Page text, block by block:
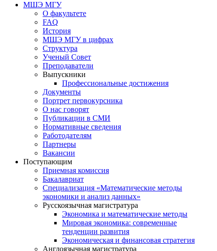
МШЭ МГУ
О факультете
FAQ
История
МШЭ МГУ в цифрах
Структура
Ученый Совет
Преподаватели
Выпускники
Профессиональные достижения
Документы
Портрет первокурсника
О нас говорят
Публикации в СМИ
Нормативные сведения
Работодателям
Партнеры
Вакансии
Поступающим
Приемная комиссия
Бакалавриат
Специализация «Математические методы
экономики и анализ данных»
Русскоязычная магистратура
Экономика и математические методы
Мировая экономика: современные
тенденции развития
Экономическая и финансовая стратегия
Англоязычная магистратура